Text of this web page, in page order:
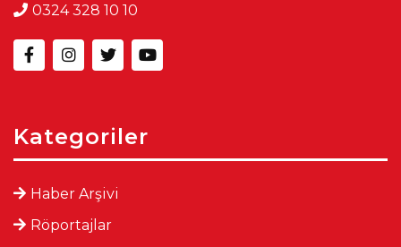
0324 328 10 10
Kategoriler
Haber Arşivi
Röportajlar